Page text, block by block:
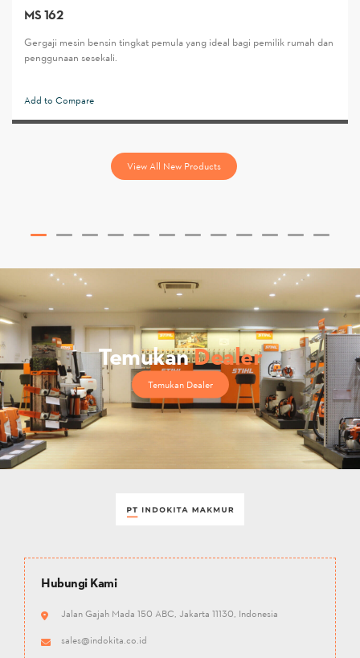
MS 162
Gergaji mesin bensin tingkat pemula yang ideal bagi pemilik rumah dan
penggunaan sesekali.
Add to Compare
View All New Products
TemukanDealer
Temukan Dealer
Hubungi Kami
Jalan Gajah Mada 150 ABC, Jakarta 11130, Indonesia
sales@indokita.co.id